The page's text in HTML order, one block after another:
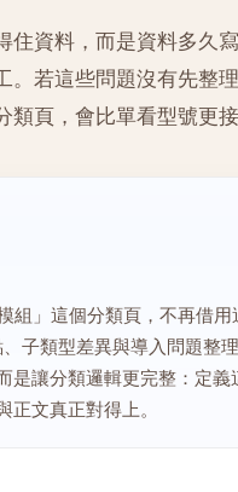
資料，而是資料多久
若這些問題沒有先整
頁，會比單看型號更
組」這個分類頁，不再借
子類型差異與導入問題整
讓分類邏輯更完整：定
文真正對得上。